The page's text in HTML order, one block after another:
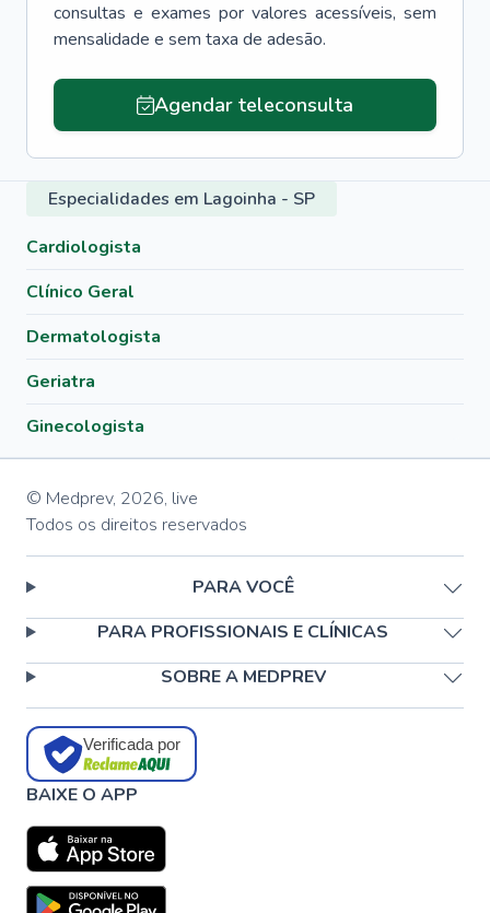
consultas e exames por valores acessíveis, sem
mensalidade e sem taxa de adesão.
Agendar teleconsulta
Especialidades em Lagoinha - SP
Cardiologista
Clínico Geral
Dermatologista
Geriatra
Ginecologista
© Medprev, 2026, live
Todos os direitos reservados
PARA VOCÊ
PARA PROFISSIONAIS E CLÍNICAS
SOBRE A MEDPREV
Verificada por
BAIXE O APP